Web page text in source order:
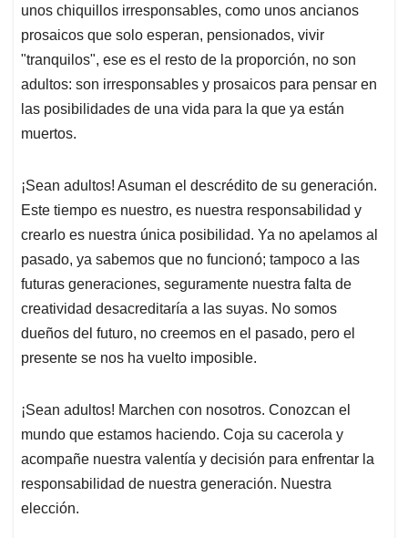
unos chiquillos irresponsables, como unos ancianos
prosaicos que solo esperan, pensionados, vivir
"tranquilos", ese es el resto de la proporción, no son
adultos: son irresponsables y prosaicos para pensar en
las posibilidades de una vida para la que ya están
muertos.
¡Sean adultos! Asuman el descrédito de su generación.
Este tiempo es nuestro, es nuestra responsabilidad y
crearlo es nuestra única posibilidad. Ya no apelamos al
pasado, ya sabemos que no funcionó; tampoco a las
futuras generaciones, seguramente nuestra falta de
creatividad desacreditaría a las suyas. No somos
dueños del futuro, no creemos en el pasado, pero el
presente se nos ha vuelto imposible.
¡Sean adultos! Marchen con nosotros. Conozcan el
mundo que estamos haciendo. Coja su cacerola y
acompañe nuestra valentía y decisión para enfrentar la
responsabilidad de nuestra generación. Nuestra
elección.